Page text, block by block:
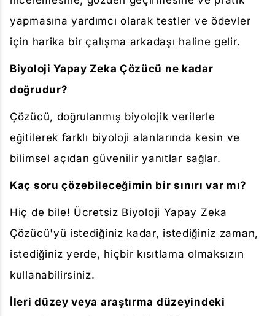
yapmasına yardımcı olarak testler ve ödevler
için harika bir çalışma arkadaşı haline gelir.
Biyoloji Yapay Zeka Çözücü ne kadar
doğrudur?
Çözücü, doğrulanmış biyolojik verilerle
eğitilerek farklı biyoloji alanlarında kesin ve
bilimsel açıdan güvenilir yanıtlar sağlar.
Kaç soru çözebileceğimin bir sınırı var mı?
Hiç de bile! Ücretsiz Biyoloji Yapay Zeka
Çözücü'yü istediğiniz kadar, istediğiniz zaman,
istediğiniz yerde, hiçbir kısıtlama olmaksızın
kullanabilirsiniz.
İleri düzey veya araştırma düzeyindeki